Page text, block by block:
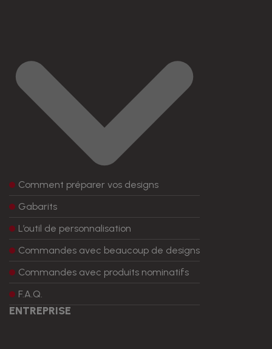
Comment préparer vos designs
Gabarits
L’outil de personnalisation
Commandes avec beaucoup de designs
Commandes avec produits nominatifs
F.A.Q.
ENTREPRISE